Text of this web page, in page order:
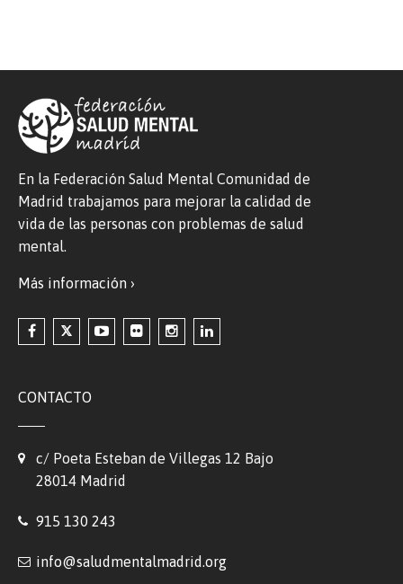
En la Federación Salud Mental Comunidad de
Madrid trabajamos para mejorar la calidad de
vida de las personas con problemas de salud
mental.
Más información ›
CONTACTO
c/ Poeta Esteban de Villegas 12 Bajo
28014 Madrid
915 130 243
info@saludmentalmadrid.org